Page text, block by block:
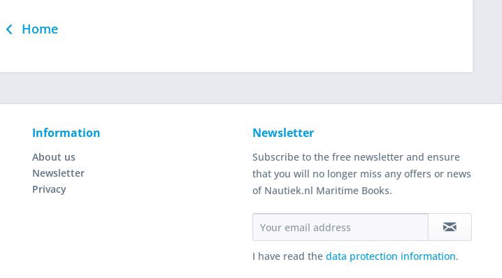
Home
Information
About us
Newsletter
Privacy
Newsletter
Subscribe to the free newsletter and ensure
that you will no longer miss any offers or news
of Nautiek.nl Maritime Books.
I have read the data protection information.